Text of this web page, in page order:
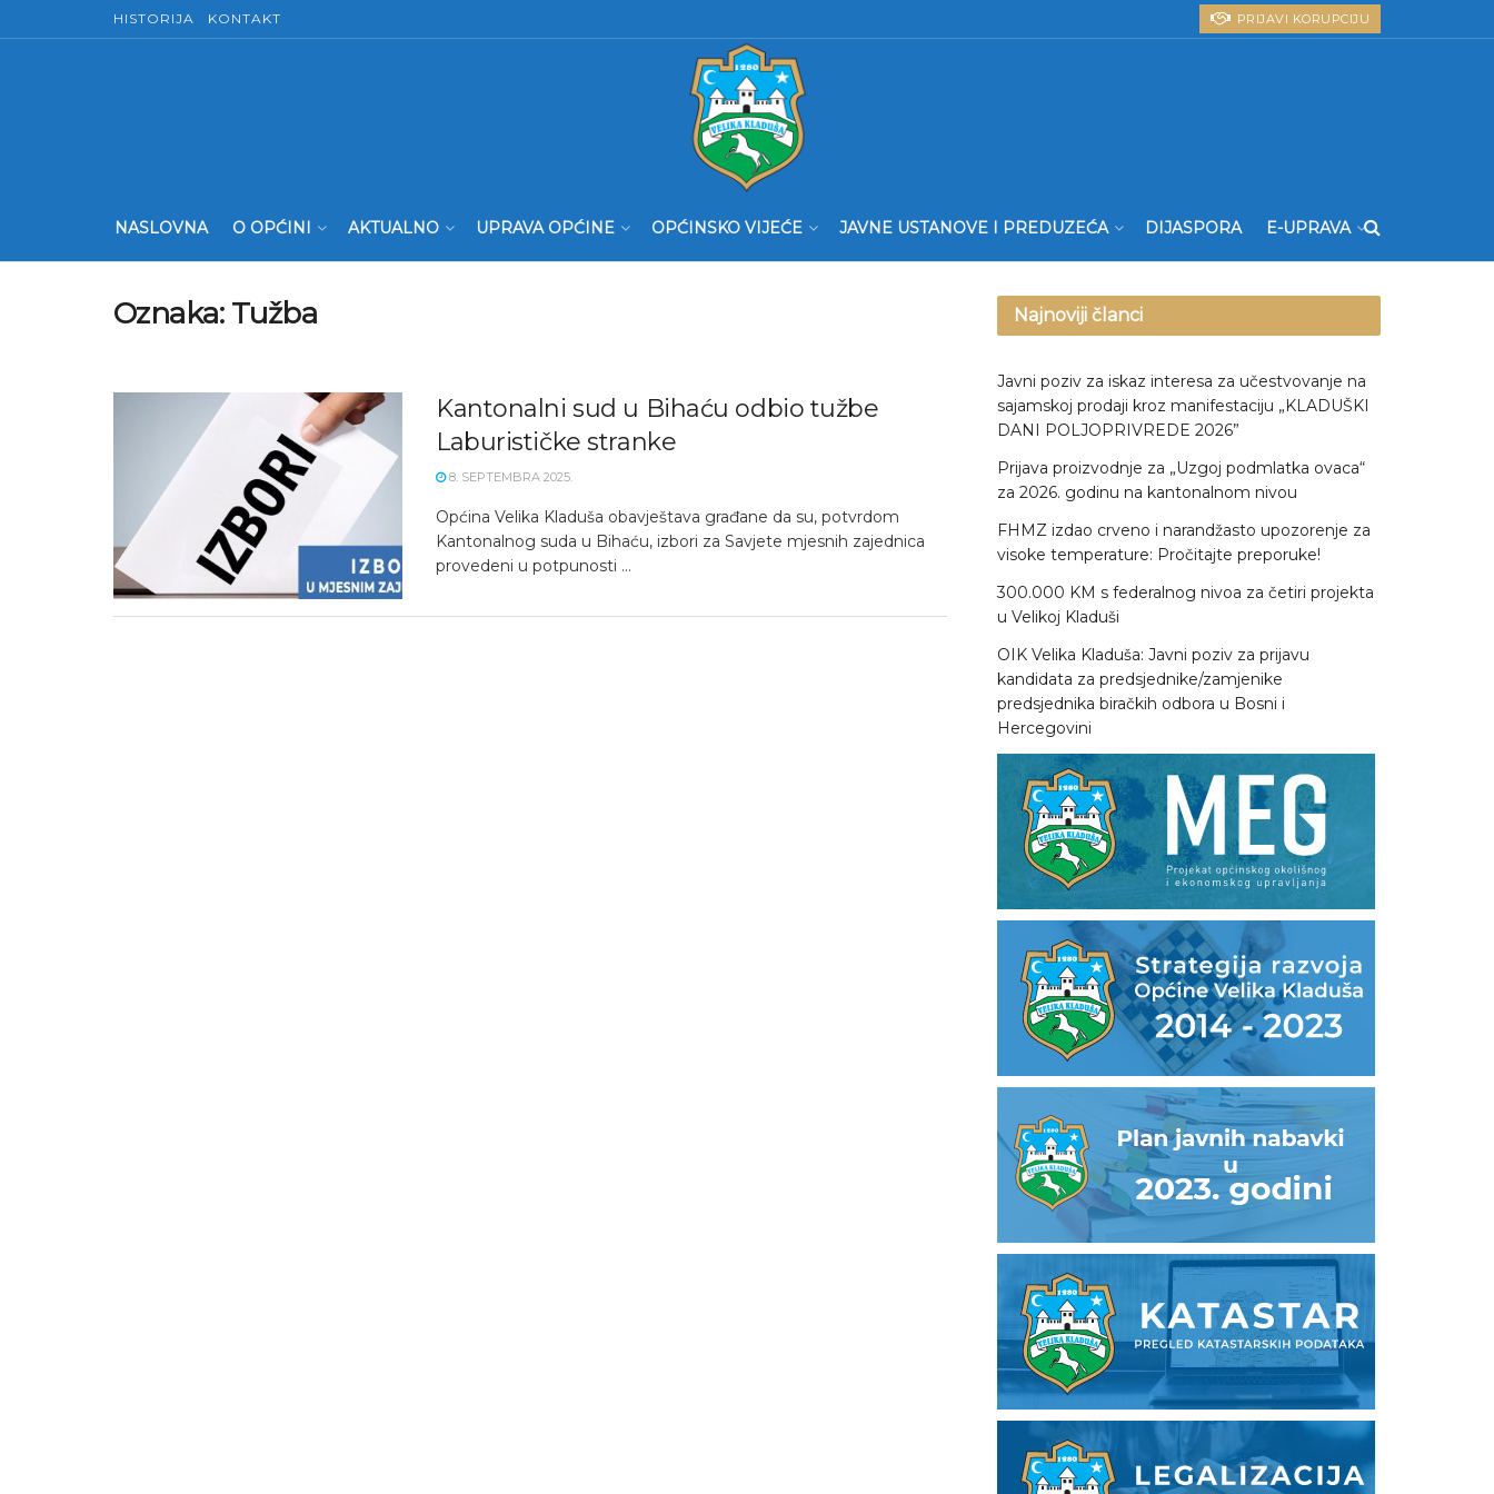
HISTORIJA KONTAKT PRIJAVI KORUPCIJU
NASLOVNA O OPĆINI AKTUALNO UPRAVA OPĆINE OPĆINSKO VIJEĆE JAVNE USTANOVE I PREDUZEĆA DIJASPORA E-UPRAVA
Oznaka: Tužba
Kantonalni sud u Bihaću odbio tužbe
Laburističke stranke
8. SEPTEMBRA 2025.
Općina Velika Kladuša obavještava građane da su, potvrdom
Kantonalnog suda u Bihaću, izbori za Savjete mjesnih zajednica
provedeni u potpunosti ...
Najnoviji članci
Javni poziv za iskaz interesa za učestvovanje na
sajamskoj prodaji kroz manifestaciju „KLADUŠKI
DANI POLJOPRIVREDE 2026”
Prijava proizvodnje za „Uzgoj podmlatka ovaca“
za 2026. godinu na kantonalnom nivou
FHMZ izdao crveno i narandžasto upozorenje za
visoke temperature: Pročitajte preporuke!
300.000 KM s federalnog nivoa za četiri projekta
u Velikoj Kladuši
OIK Velika Kladuša: Javni poziv za prijavu
kandidata za predsjednike/zamjenike
predsjednika biračkih odbora u Bosni i
Hercegovini